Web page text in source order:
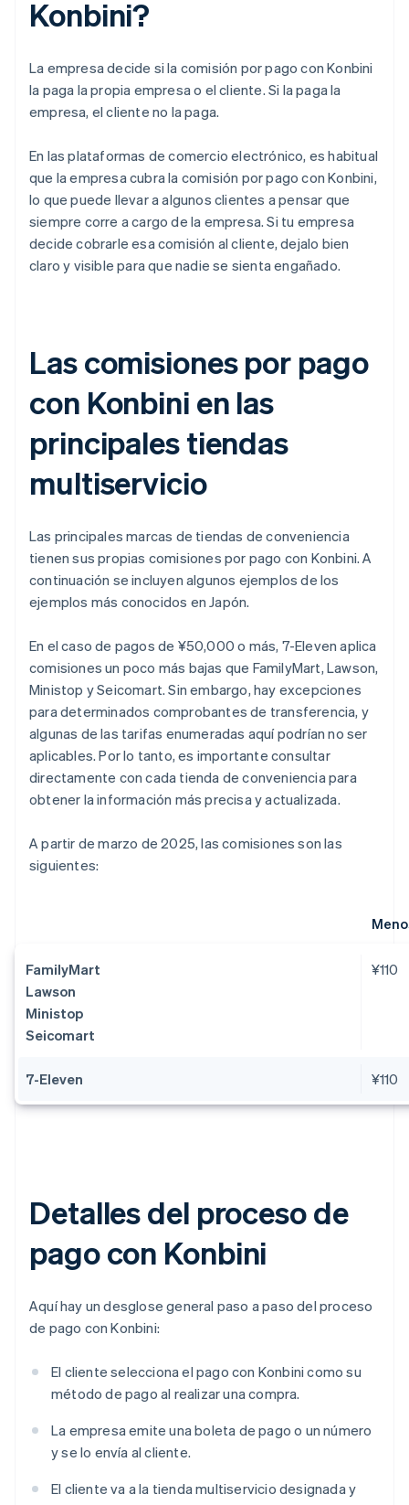
Konbini?
La empresa decide si la comisión por pago con Konbini
la paga la propia empresa o el cliente. Si la paga la
empresa, el cliente no la paga.
En las plataformas de comercio electrónico, es habitual
que la empresa cubra la comisión por pago con Konbini,
lo que puede llevar a algunos clientes a pensar que
siempre corre a cargo de la empresa. Si tu empresa
decide cobrarle esa comisión al cliente, dejalo bien
claro y visible para que nadie se sienta engañado.
Las comisiones por pago
con Konbini en las
principales tiendas
multiservicio
Las principales marcas de tiendas de conveniencia
tienen sus propias comisiones por pago con Konbini. A
continuación se incluyen algunos ejemplos de los
ejemplos más conocidos en Japón.
En el caso de pagos de ¥50,000 o más, 7-Eleven aplica
comisiones un poco más bajas que FamilyMart, Lawson,
Ministop y Seicomart. Sin embargo, hay excepciones
para determinados comprobantes de transferencia, y
algunas de las tarifas enumeradas aquí podrían no ser
aplicables. Por lo tanto, es importante consultar
directamente con cada tienda de conveniencia para
obtener la información más precisa y actualizada.
A partir de marzo de 2025, las comisiones son las
siguientes:
FamilyMart
Lawson
Ministop
Seicomart
¥110
7-Eleven ¥110
Detalles del proceso de
pago con Konbini
Aquí hay un desglose general paso a paso del proceso
de pago con Konbini:
El cliente selecciona el pago con Konbini como su
método de pago al realizar una compra.
La empresa emite una boleta de pago o un número
y se lo envía al cliente.
El cliente va a la tienda multiservicio designada y